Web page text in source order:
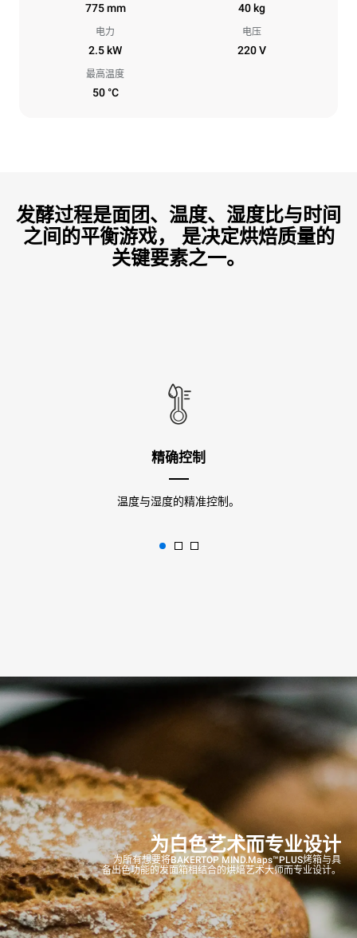
775 mm 40 kg
电力
2.5 kW
电压
220 V
最高温度
50 °C
发酵过程是面团、温度、湿度比与时间
之间的平衡游戏， 是决定烘焙质量的
关键要素之一。
精确控制
温度与湿度的精准控制。
为白色艺术而专业设计
为所有想要将BAKERTOP MIND.Maps™PLUS烤箱与具
备出色功能的发面箱相结合的烘焙艺术大师而专业设计。